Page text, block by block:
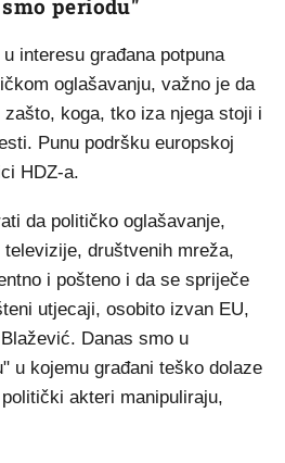
periodu"
interesu građana potpuna
oglašavanju, važno je da
koga, tko iza njega stoji i
Punu podršku europskoj
HDZ-a.
da političko oglašavanje,
društvenih mreža,
i pošteno i da se spriječe
utjecaji, osobito izvan EU,
Danas smo u
u kojemu građani teško dolaze
akteri manipuliraju,